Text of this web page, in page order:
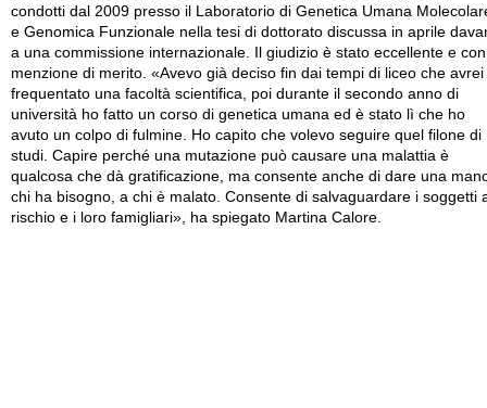
condotti dal 2009 presso il Laboratorio di Genetica Umana
e Genomica Funzionale nella tesi di dottorato discussa in aprile
a una commissione internazionale. Il giudizio è stato eccellente e con
menzione di merito. «Avevo già deciso fin dai tempi di liceo che avrei
frequentato una facoltà scientifica, poi durante il secondo anno di
università ho fatto un corso di genetica umana ed è stato lì che ho
avuto un colpo di fulmine. Ho capito che volevo seguire quel filone di
studi. Capire perché una mutazione può causare una malattia è
qualcosa che dà gratificazione, ma consente anche di dare una
chi ha bisogno, a chi è malato. Consente di salvaguardare i soggetti
rischio e i loro famigliari», ha spiegato Martina Calore.